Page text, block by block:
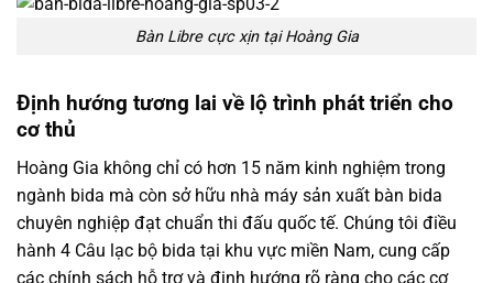
Bàn Libre cực xịn tại Hoàng Gia
Định hướng tương lai về lộ trình phát triển cho
cơ thủ
Hoàng Gia không chỉ có hơn 15 năm kinh nghiệm trong
ngành bida mà còn sở hữu nhà máy sản xuất bàn bida
chuyên nghiệp đạt chuẩn thi đấu quốc tế. Chúng tôi điều
hành 4 Câu lạc bộ bida tại khu vực miền Nam, cung cấp
các chính sách hỗ trợ và định hướng rõ ràng cho các cơ